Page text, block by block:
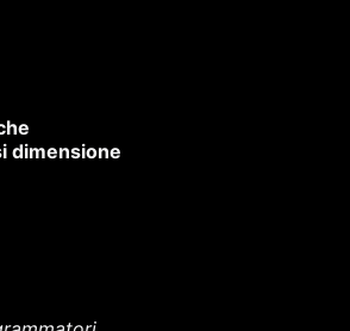
dimensione